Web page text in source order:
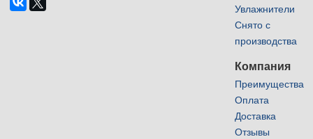
Увлажнители
Снято с
производства
Компания
Преимущества
Оплата
Доставка
Отзывы